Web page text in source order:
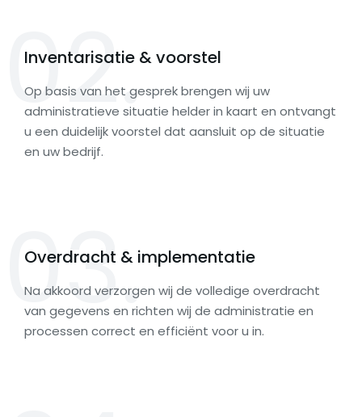
02.
Inventarisatie & voorstel
Op basis van het gesprek brengen wij uw
administratieve situatie helder in kaart en ontvangt
u een duidelijk voorstel dat aansluit op de situatie
en uw bedrijf.
03.
Overdracht & implementatie
Na akkoord verzorgen wij de volledige overdracht
van gegevens en richten wij de administratie en
processen correct en efficiënt voor u in.